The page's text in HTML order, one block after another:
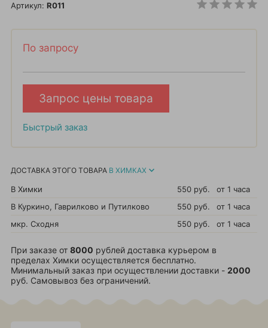
Артикул: R011
По запросу
Запрос цены товара
Быстрый заказ
ДОСТАВКА ЭТОГО ТОВАРА В ХИМКАХ
В Химки 550 руб.
от 1 часа
В Куркино, Гаврилково и Путилково
550 руб.
от 1 часа
мкр. Сходня
550 руб. от 1 часа
При заказе от 8000 рублей доставка курьером в
пределах Химки осуществляется бесплатно.
Минимальный заказ при осуществлении доставки - 2000
руб. Самовывоз без ограничений.